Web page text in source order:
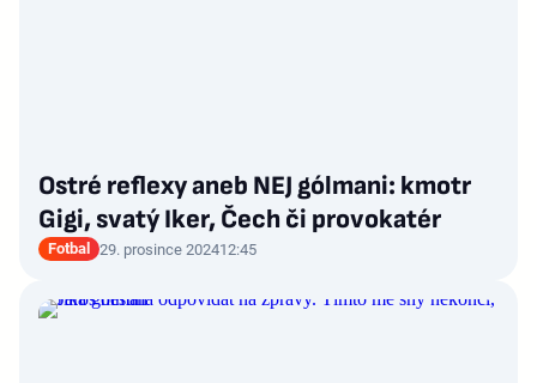
Ostré reflexy aneb NEJ gólmani: kmotr
Gigi, svatý Iker, Čech či provokatér
Fotbal 29. prosince 202412:45